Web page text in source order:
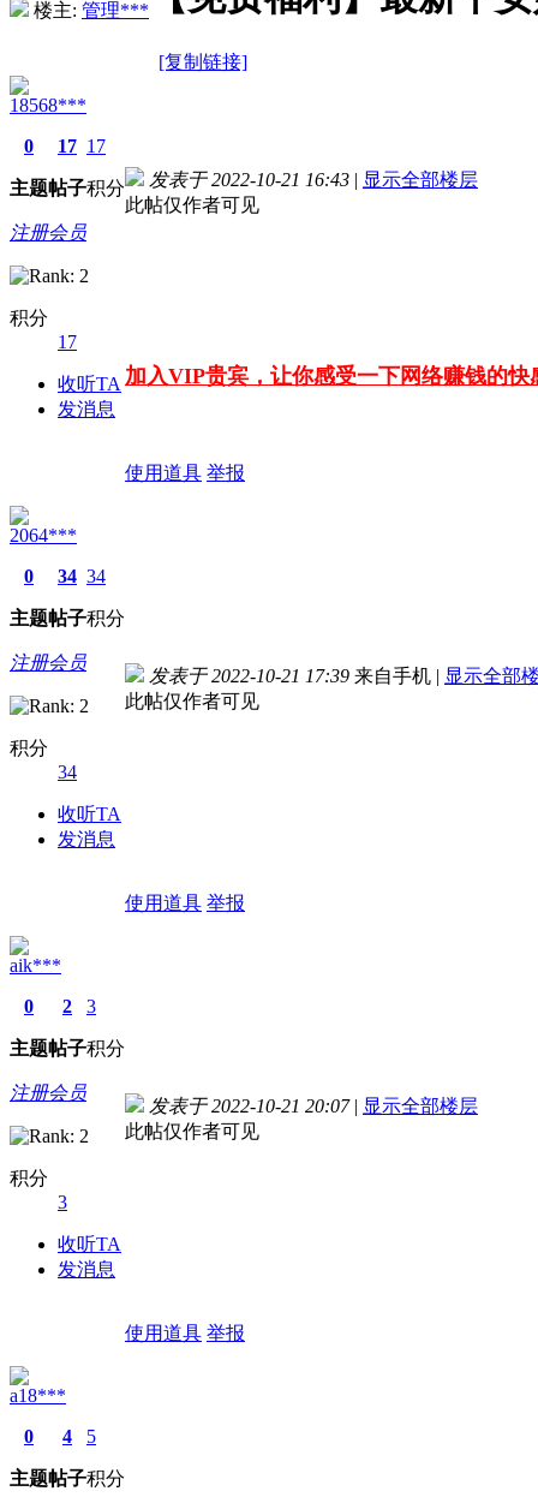
楼主: 管理***
[复制链接]
18568***
0
主题
17
帖子
17
积分
注册会员
积分
17
收听TA
发消息
发表于 2022-10-21 16:43 | 显示全部楼层
此帖仅作者可见
加入VIP贵宾，让你感受一下网络赚钱的快
使用道具 举报
2064***
0
主题
34
帖子
34
积分
注册会员
积分
34
收听TA
发消息
发表于 2022-10-21 17:39 来自手机 | 显示全部
此帖仅作者可见
使用道具 举报
aik***
0
主题
2
帖子
3
积分
注册会员
积分
3
收听TA
发消息
发表于 2022-10-21 20:07 | 显示全部楼层
此帖仅作者可见
使用道具 举报
a18***
0
主题
4
帖子
5
积分